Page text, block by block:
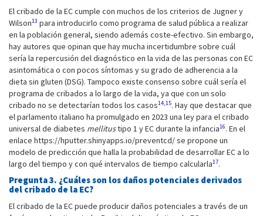
El cribado de la EC cumple con muchos de los criterios de Jugner y
Wilson13 para introducirlo como programa de salud pública a realizar
en la población general, siendo además coste-efectivo. Sin embargo,
hay autores que opinan que hay mucha incertidumbre sobre cuál
sería la repercusión del diagnóstico en la vida de las personas con EC
asintomática o con pocos síntomas y su grado de adherencia a la
dieta sin gluten (DSG). Tampoco existe consenso sobre cuál sería el
programa de cribados a lo largo de la vida, ya que con un solo
cribado no se detectarían todos los casos14,15. Hay que destacar que
el parlamento italiano ha promulgado en 2023 una ley para el cribado
universal de diabetes mellitustipo 1 y EC durante la infancia16. En el
enlace https://hputter.shinyapps.io/preventcd/ se propone un
modelo de predicción que halla la probabilidad de desarrollar EC a lo
largo del tiempo y con qué intervalos de tiempo calcularla17.
Pregunta 3. ¿Cuáles son los daños potenciales derivados
del cribado de la EC?
El cribado de la EC puede producir daños potenciales a través de un